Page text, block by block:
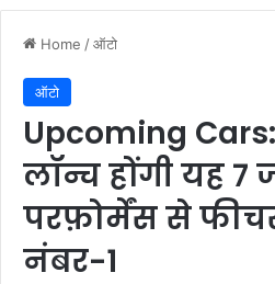
Home /ऑटो
ऑटो
Upcoming
लॉन्च होंगी यह 7
परफ़ोर्मेंस से
नंबर-1